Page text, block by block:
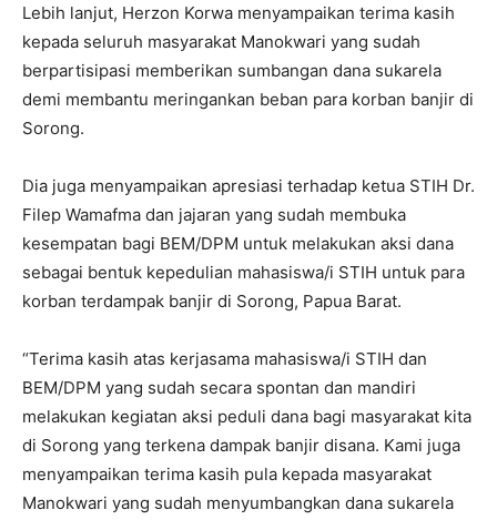
Lebih lanjut, Herzon Korwa menyampaikan terima kasih
kepada seluruh masyarakat Manokwari yang sudah
berpartisipasi memberikan sumbangan dana sukarela
demi membantu meringankan beban para korban banjir di
Sorong.
Dia juga menyampaikan apresiasi terhadap ketua STIH Dr.
Filep Wamafma dan jajaran yang sudah membuka
kesempatan bagi BEM/DPM untuk melakukan aksi dana
sebagai bentuk kepedulian mahasiswa/i STIH untuk para
korban terdampak banjir di Sorong, Papua Barat.
“Terima kasih atas kerjasama mahasiswa/i STIH dan
BEM/DPM yang sudah secara spontan dan mandiri
melakukan kegiatan aksi peduli dana bagi masyarakat kita
di Sorong yang terkena dampak banjir disana. Kami juga
menyampaikan terima kasih pula kepada masyarakat
Manokwari yang sudah menyumbangkan dana sukarela